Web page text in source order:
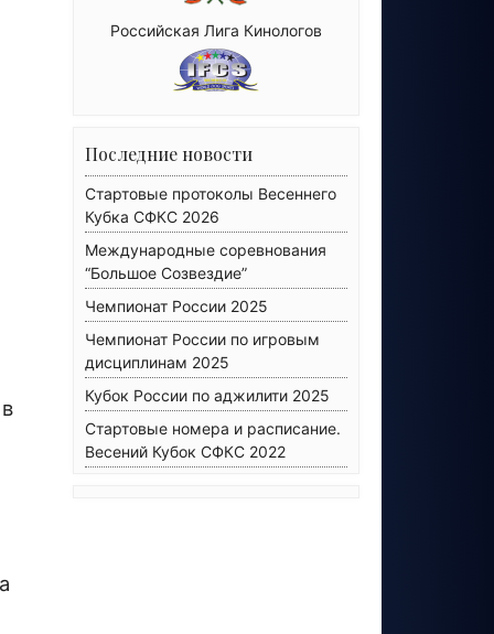
Российская Лига Кинологов
Последние новости
Стартовые протоколы Весеннего
Кубка СФКС 2026
Международные соревнования
“Большое Созвездие”
Чемпионат России 2025
Чемпионат России по игровым
дисциплинам 2025
Кубок России по аджилити 2025
Стартовые номера и расписание.
Весений Кубок СФКС 2022